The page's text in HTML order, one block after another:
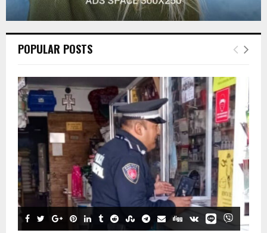
POPULAR POSTS